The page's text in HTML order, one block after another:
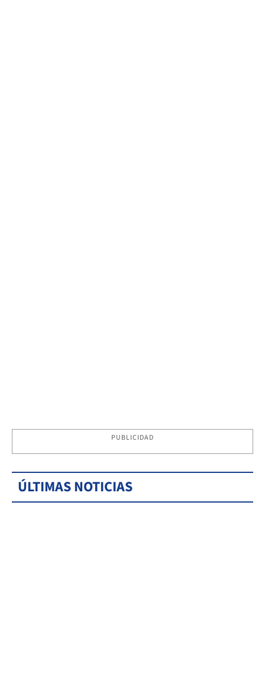
PUBLICIDAD
ÚLTIMAS NOTICIAS